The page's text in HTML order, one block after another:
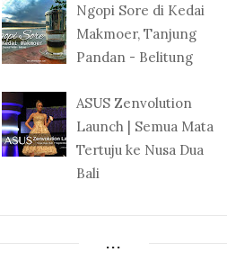
Ngopi Sore di Kedai
Makmoer, Tanjung
Pandan - Belitung
ASUS Zenvolution
Launch | Semua Mata
Tertuju ke Nusa Dua
Bali
...